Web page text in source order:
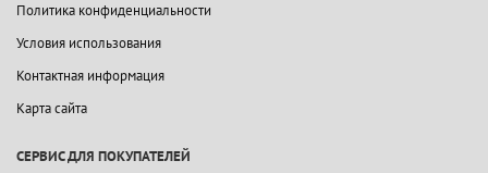
Политика конфиденциальности
Условия использования
Контактная информация
Карта сайта
СЕРВИС ДЛЯ ПОКУПАТЕЛЕЙ